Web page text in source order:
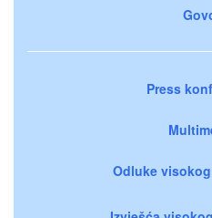
Press
Odluke